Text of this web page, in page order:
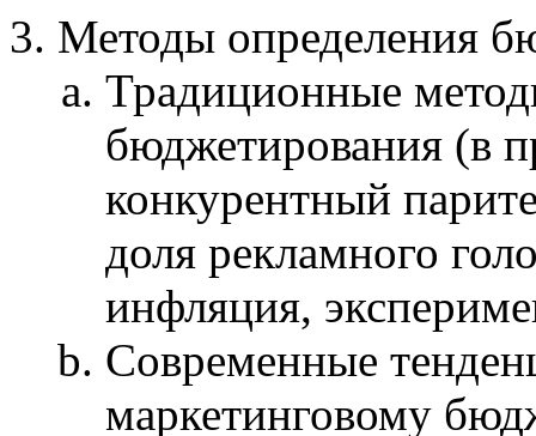
Методы определения
Традиционные
бюджетирования (в
конкурентный
доля рекламного
инфляция,
Современные
маркетинговому